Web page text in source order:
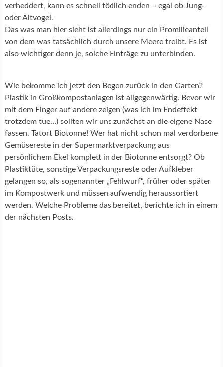
L
H
U
verheddert, kann es schnell tödlich enden – egal ob Jung-
oder Altvogel.
Das was man hier sieht ist allerdings nur ein Promilleanteil
von dem was tatsächlich durch unsere Meere treibt. Es ist
also wichtiger denn je, solche Einträge zu unterbinden.
Wie bekomme ich jetzt den Bogen zurück in den Garten?
Plastik in Großkompostanlagen ist allgegenwärtig. Bevor wir
mit dem Finger auf andere zeigen (was ich im Endeffekt
trotzdem tue…) sollten wir uns zunächst an die eigene Nase
fassen. Tatort Biotonne! Wer hat nicht schon mal verdorbene
Gemüsereste in der Supermarktverpackung aus
persönlichem Ekel komplett in der Biotonne entsorgt? Ob
Plastiktüte, sonstige Verpackungsreste oder Aufkleber
gelangen so, als sogenannter „Fehlwurf“, früher oder später
im Kompostwerk und müssen aufwendig heraussortiert
werden. Welche Probleme das bereitet, berichte ich in einem
der nächsten Posts.